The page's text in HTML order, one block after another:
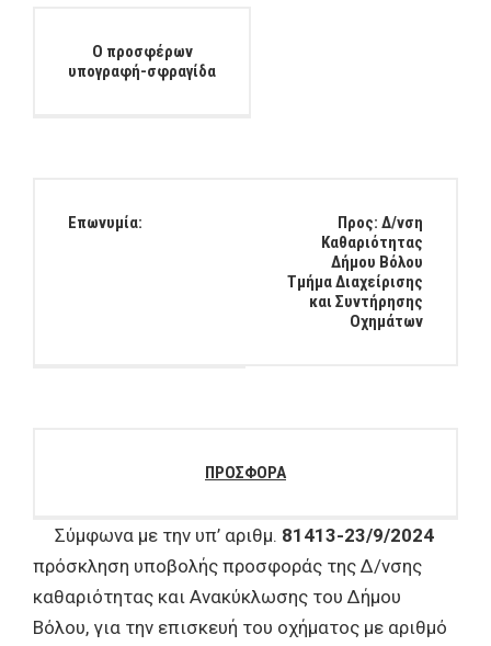
Ο προσφέρων
υπογραφή-σφραγίδα
Επωνυμία:
Προς: Δ/νση
Καθαριότητας
Δήμου Βόλου
Τμήμα Διαχείρισης
και Συντήρησης
Οχημάτων
ΠΡΟΣΦΟΡΑ
Σύμφωνα με την υπ’ αριθμ. 81413-23/9/2024
πρόσκληση υποβολής προσφοράς της Δ/νσης
καθαριότητας και Ανακύκλωσης του Δήμου
Βόλου, για την επισκευή του οχήματος με αριθμό